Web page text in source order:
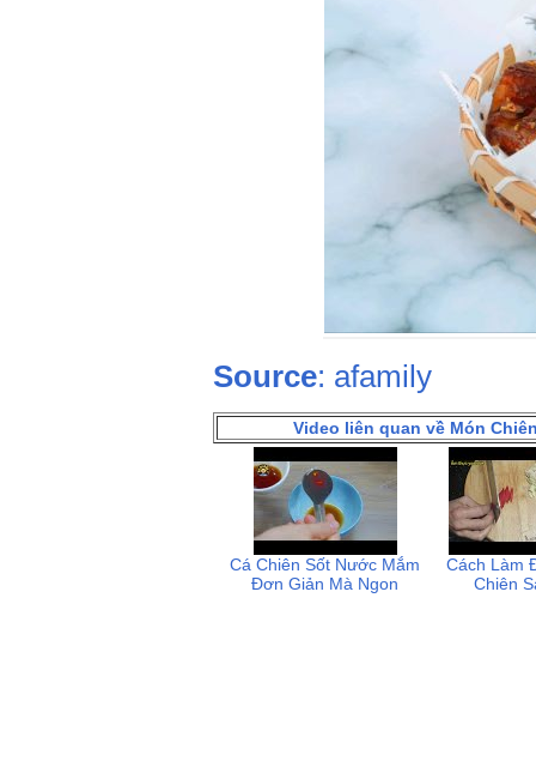
Source: afamily
Video liên quan về Món
Cá Chiên Sốt Nước Mắm
Đơn Giản Mà Ngon
Cách Làm
Chiên